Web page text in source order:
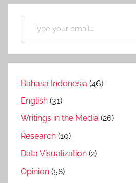
Type your email…
Bahasa Indonesia (46)
English (31)
Writings in the Media (26)
Research (10)
Data Visualization (2)
Opinion (58)